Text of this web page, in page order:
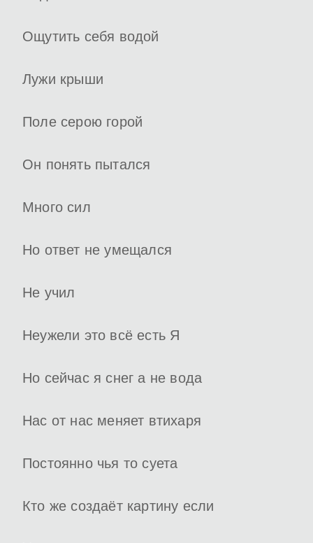
Ощутить себя водой
Лужи крыши
Поле серою горой
Он понять пытался
Много сил
Но ответ не умещался
Не учил
Неужели это всё есть Я
Но сейчас я снег а не вода
Нас от нас меняет втихаря
Постоянно чья то суета
Кто же создаёт картину если